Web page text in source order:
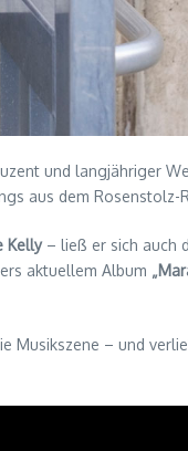
und langjähriger
aus dem Rosenstolz-
Kelly– ließ er sich auch
aktuellem Album
Musikszene – und